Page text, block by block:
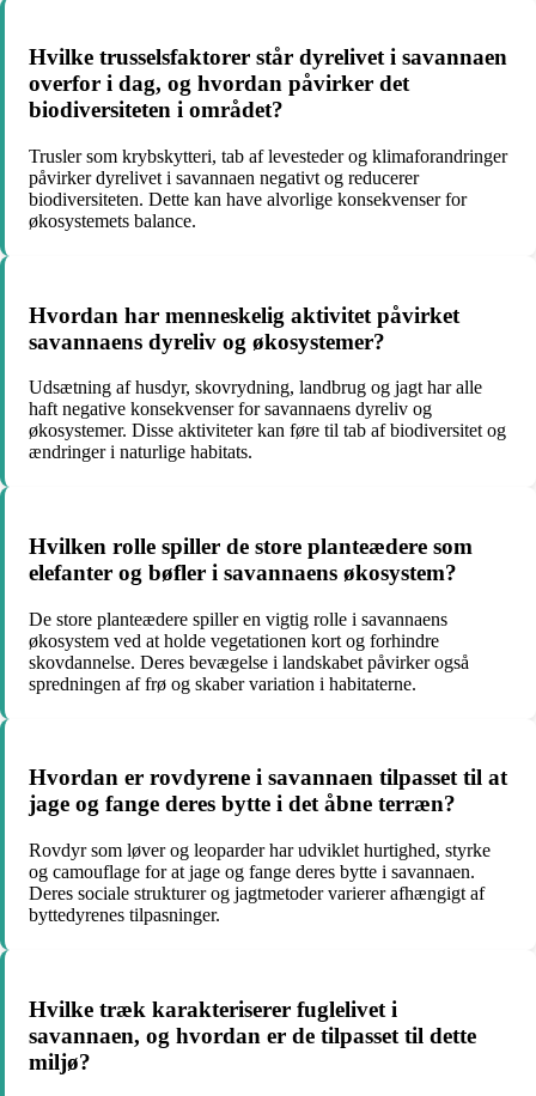
Hvilke trusselsfaktorer står dyrelivet i savannaen
overfor i dag, og hvordan påvirker det
biodiversiteten i området?
Trusler som krybskytteri, tab af levesteder og klimaforandringer
påvirker dyrelivet i savannaen negativt og reducerer
biodiversiteten. Dette kan have alvorlige konsekvenser for
økosystemets balance.
Hvordan har menneskelig aktivitet påvirket
savannaens dyreliv og økosystemer?
Udsætning af husdyr, skovrydning, landbrug og jagt har alle
haft negative konsekvenser for savannaens dyreliv og
økosystemer. Disse aktiviteter kan føre til tab af biodiversitet og
ændringer i naturlige habitats.
Hvilken rolle spiller de store planteædere som
elefanter og bøfler i savannaens økosystem?
De store planteædere spiller en vigtig rolle i savannaens
økosystem ved at holde vegetationen kort og forhindre
skovdannelse. Deres bevægelse i landskabet påvirker også
spredningen af frø og skaber variation i habitaterne.
Hvordan er rovdyrene i savannaen tilpasset til at
jage og fange deres bytte i det åbne terræn?
Rovdyr som løver og leoparder har udviklet hurtighed, styrke
og camouflage for at jage og fange deres bytte i savannaen.
Deres sociale strukturer og jagtmetoder varierer afhængigt af
byttedyrenes tilpasninger.
Hvilke træk karakteriserer fuglelivet i
savannaen, og hvordan er de tilpasset til dette
miljø?